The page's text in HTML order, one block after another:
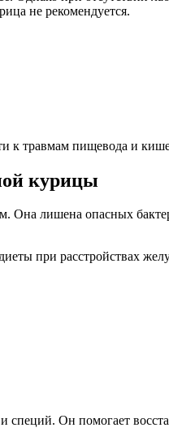
не рекомендуется.
к травмам пищевода и
курицы
Она лишена опасных
при расстройствах
Он помогает